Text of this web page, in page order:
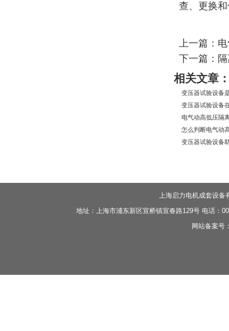
查、更换
上一篇：
下一篇：
相关文章
变压器试验设备
变压器试验设备
电气动高低压隔
怎么判断电气动
变压器试验设备
上海启力电机成套设备
地址：上海市浦东新区宣桥镇宣春路129号 电话：
网站备案号